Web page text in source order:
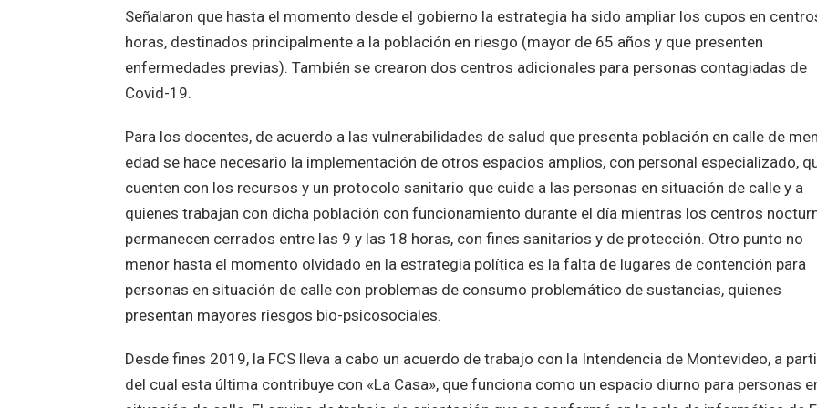
Señalaron que hasta el momento desde el gobierno la estrategia ha sido ampliar los cupos en
horas, destinados principalmente a la población en riesgo (mayor de 65 años y que presenten
enfermedades previas). También se crearon dos centros adicionales para personas contagiadas de
Covid-19.
Para los docentes, de acuerdo a las vulnerabilidades de salud que presenta población en calle de
edad se hace necesario la implementación de otros espacios amplios, con personal especializado,
cuenten con los recursos y un protocolo sanitario que cuide a las personas en situación de calle y a
quienes trabajan con dicha población con funcionamiento durante el día mientras los centros
permanecen cerrados entre las 9 y las 18 horas, con fines sanitarios y de protección. Otro punto no
menor hasta el momento olvidado en la estrategia política es la falta de lugares de contención para
personas en situación de calle con problemas de consumo problemático de sustancias, quienes
presentan mayores riesgos bio-psicosociales.
Desde fines 2019, la FCS lleva a cabo un acuerdo de trabajo con la Intendencia de Montevideo, a
del cual esta última contribuye con «La Casa», que funciona como un espacio diurno para personas